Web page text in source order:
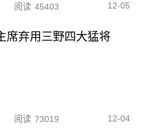
阅读 45403 12-05
席弃用三野四大猛将
阅读 73019 12-04